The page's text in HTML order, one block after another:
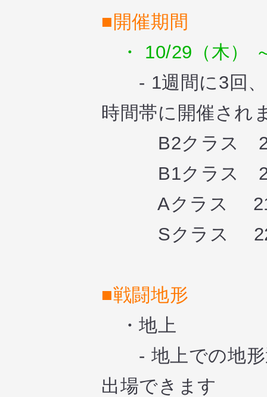
■開催期間
・ 10/29（木）
- 1週間に3回、
時間帯に開催され
B2クラス
B1クラス
Aクラス
Sクラス
■戦闘地形
・地上
- 地上での地形
出場できます